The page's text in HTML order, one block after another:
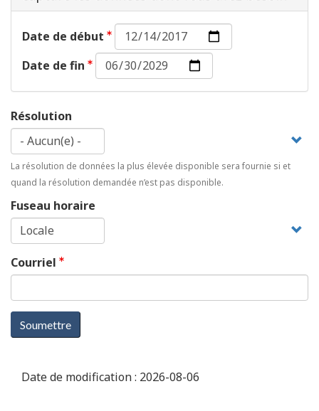
Date de début
Date
de
début :
Date
Date de fin
Date
de
fin :
Résolution
La résolution de données la plus élevée disponible sera fournie si et
quand la résolution demandée n’est pas disponible.
Fuseau horaire
Courriel
Soumettre
Date de modification : 2026-08-06